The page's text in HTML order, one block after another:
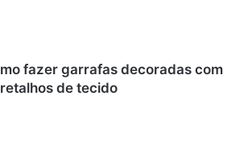
mo fazer garrafas decoradas com
retalhos de tecido